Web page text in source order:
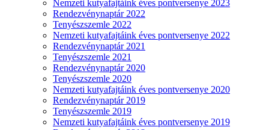
Nemzeti kutyafajtáink éves pontversenye 2023
Rendezvénynaptár 2022
Tenyészszemle 2022
Nemzeti kutyafajtáink éves pontversenye 2022
Rendezvénynaptár 2021
Tenyészszemle 2021
Rendezvénynaptár 2020
Tenyészszemle 2020
Nemzeti kutyafajtáink éves pontversenye 2020
Rendezvénynaptár 2019
Tenyészszemle 2019
Nemzeti kutyafajtáink éves pontversenye 2019